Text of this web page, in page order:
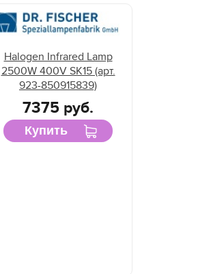
Halogen Infrared Lamp
2500W 400V SK15 (арт.
923-850915839)
7375 руб.
Купить